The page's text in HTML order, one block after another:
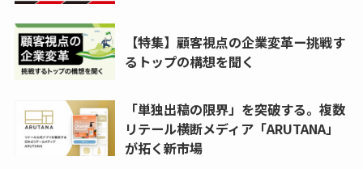
【特集】顧客視点の企業変革ー挑戦す
るトップの構想を聞く
「単独出稿の限界」を突破する。複数
リテール横断メディア「ARUTANA」
が拓く新市場